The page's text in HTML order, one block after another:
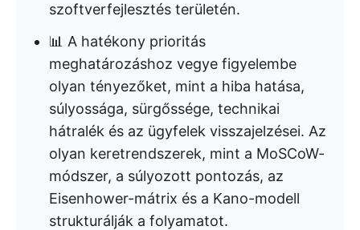
szoftverfejlesztés területén.
📊 A hatékony prioritás
meghatározáshoz vegye figyelembe
olyan tényezőket, mint a hiba hatása,
súlyossága, sürgőssége, technikai
hátralék és az ügyfelek visszajelzései. Az
olyan keretrendszerek, mint a MoSCoW-
módszer, a súlyozott pontozás, az
Eisenhower-mátrix és a Kano-modell
strukturálják a folyamatot.